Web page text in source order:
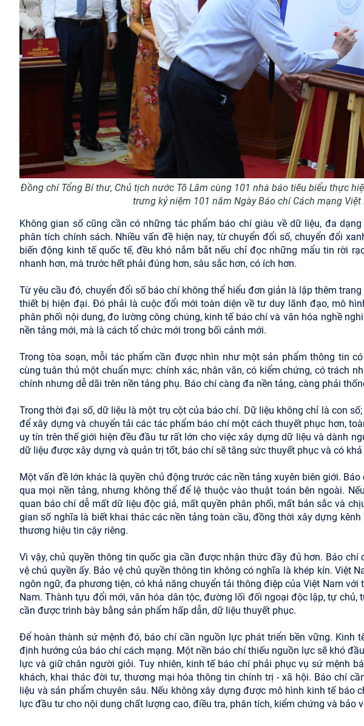
Đồng chí Tổng Bí thư, Chủ tịch nước Tô Lâm cùng 101 nhà báo tiêu biểu thực
trưng kỷ niệm 101 năm Ngày Báo chí Cách mạng Việt
Không gian số cũng cần có những tác phẩm báo chí giàu về dữ liệu, đa
phân tích chính sách. Nhiều vấn đề hiện nay, từ chuyển đổi số, chuyển đổi
biến động kinh tế quốc tế, đều khó nắm bắt nếu chỉ đọc những mẩu tin rời
nhanh hơn, mà trước hết phải đúng hơn, sâu sắc hơn, có ích hơn.
Từ yêu cầu đó, chuyển đổi số báo chí không thể hiểu đơn giản là lập thêm
thiết bị hiện đại. Đó phải là cuộc đổi mới toàn diện về tư duy lãnh đạo, mô
phân phối nội dung, đo lường công chúng, kinh tế báo chí và văn hóa nghề
nền tảng mới, mà là cách tổ chức mới trong bối cảnh mới.
Trong tòa soạn, mỗi tác phẩm cần được nhìn như một sản phẩm thông tin
cùng tuân thủ một chuẩn mực: chính xác, nhân văn, có kiểm chứng, có trách
chính nhưng dễ dãi trên nền tảng phụ. Báo chí càng đa nền tảng, càng phải
Trong thời đại số, dữ liệu là một trụ cột của báo chí. Dữ liệu không chỉ là con
để xây dựng và chuyển tải các tác phẩm báo chí một cách thuyết phục hơn,
uy tín trên thế giới hiện đều đầu tư rất lớn cho việc xây dựng dữ liệu và dành
dữ liệu được xây dựng và quản trị tốt, báo chí sẽ tăng sức thuyết phục và có
Một vấn đề lớn khác là quyền chủ động trước các nền tảng xuyên biên giới.
qua mọi nền tảng, nhưng không thể để lệ thuộc vào thuật toán bên ngoài.
quan báo chí dễ mất dữ liệu độc giả, mất quyền phân phối, mất bản sắc và
gian số nghĩa là biết khai thác các nền tảng toàn cầu, đồng thời xây dựng
thương hiệu tin cậy riêng.
Vì vậy, chủ quyền thông tin quốc gia cần được nhận thức đầy đủ hơn. Báo
vệ chủ quyền ấy. Bảo vệ chủ quyền thông tin không có nghĩa là khép kín. Việt
ngôn ngữ, đa phương tiện, có khả năng chuyển tải thông điệp của Việt Nam
Nam. Thành tựu đổi mới, văn hóa dân tộc, đường lối đối ngoại độc lập, tự chủ,
cần được trình bày bằng sản phẩm hấp dẫn, dữ liệu thuyết phục.
Để hoàn thành sứ mệnh đó, báo chí cần nguồn lực phát triển bền vững. Kinh
định hướng của báo chí cách mạng. Một nền báo chí thiếu nguồn lực sẽ khó
lực và giữ chân người giỏi. Tuy nhiên, kinh tế báo chí phải phục vụ sứ mệnh
khách, khai thác đời tư, thương mại hóa thông tin chính trị - xã hội. Báo chí
liệu và sản phẩm chuyên sâu. Nếu không xây dựng được mô hình kinh tế báo
lực đầu tư cho nội dung chất lượng cao, điều tra, phân tích, kiểm chứng và bảo